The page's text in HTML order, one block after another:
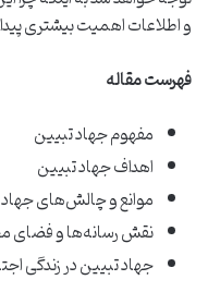
و اطلاعات اهمیت بیشتری
فهرست مقاله
مفهوم جهاد تبیین
اهداف جهاد تبیین
موانع و چالش‌های
نقش رسانه‌ها و فضای
جهاد تبیین در زندگی